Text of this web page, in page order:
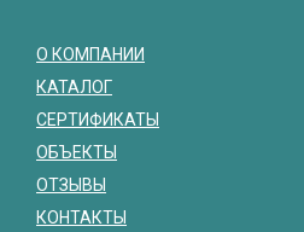
О КОМПАНИИ
КАТАЛОГ
СЕРТИФИКАТЫ
ОБЪЕКТЫ
ОТЗЫВЫ
КОНТАКТЫ